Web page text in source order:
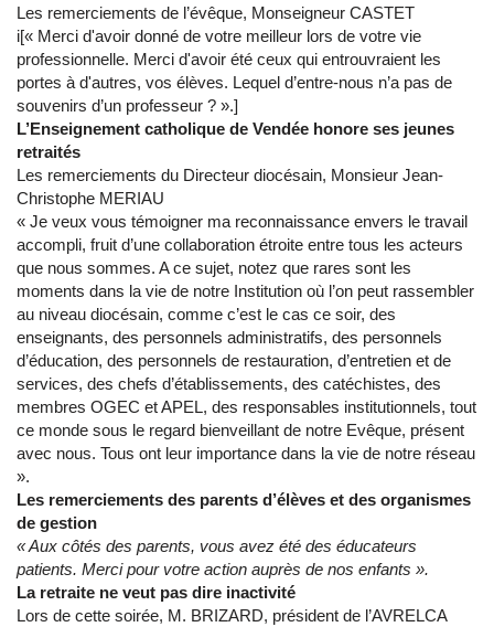
Les remerciements de l’évêque, Monseigneur CASTET
i[« Merci d'avoir donné de votre meilleur lors de votre vie
professionnelle. Merci d'avoir été ceux qui entrouvraient les
portes à d'autres, vos élèves. Lequel d’entre-nous n’a pas de
souvenirs d’un professeur ? ».]
L’Enseignement catholique de Vendée honore ses jeunes
retraités
Les remerciements du Directeur diocésain, Monsieur Jean-
Christophe MERIAU
« Je veux vous témoigner ma reconnaissance envers le travail
accompli, fruit d’une collaboration étroite entre tous les acteurs
que nous sommes. A ce sujet, notez que rares sont les
moments dans la vie de notre Institution où l’on peut rassembler
au niveau diocésain, comme c’est le cas ce soir, des
enseignants, des personnels administratifs, des personnels
d’éducation, des personnels de restauration, d’entretien et de
services, des chefs d’établissements, des catéchistes, des
membres OGEC et APEL, des responsables institutionnels, tout
ce monde sous le regard bienveillant de notre Evêque, présent
avec nous. Tous ont leur importance dans la vie de notre réseau
».
Les remerciements des parents d’élèves et des organismes
de gestion
« Aux côtés des parents, vous avez été des éducateurs
patients. Merci pour votre action auprès de nos enfants ».
La retraite ne veut pas dire inactivité
Lors de cette soirée, M. BRIZARD, président de l’AVRELCA